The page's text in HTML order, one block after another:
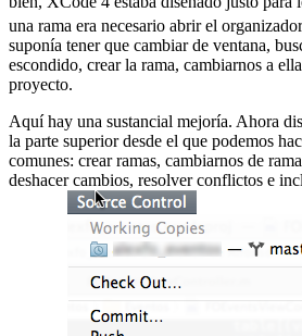
una rama era necesario abrir el
suponía tener que cambiar de ventana,
escondido, crear la rama, cambiarnos a
proyecto.
Aquí hay una sustancial mejoría. Ahora
la parte superior desde el que podemos
comunes: crear ramas, cambiarnos de
deshacer cambios, resolver conflictos e